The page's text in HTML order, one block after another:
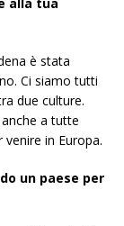
è stata
Ci siamo tutti
due culture.
a tutte
in Europa.
un paese per